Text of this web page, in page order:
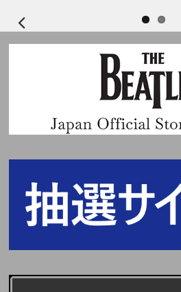
詳細はこちら：
https://www.andteam-
※2025年12月13日(土)はK、JO以外のその
②メンバー個別オンライントーク
③メンバー全員リレー式オンライントーク
※全てK、JOは不参加となり、その他7名
●開催日程
2026年3月1日(日)→2026年3月21日(土)
※2025/11/27更新：開催日程が変更となり
※各部の受付時間、開始時間、エントリー
賞品の詳細該当メンバーオンラインイベ
します。また、偽造・複製等の不正は犯罪
ベントへのご参加をお断りいたします。
いません。悪質な場合は警察に通報いたし
ル・チケット詐欺・その他事故等、一切責
・未成年の方は保護者の方の同意を得た上
年の方がご購入・ご参加された場合は、保
します。また、保護者の方に同意を得られ
その場合においてもCD商品の払い戻しや
ト中止・途中終了の場合も条件は変わりま
の日程・内容が都合により変更になる場合
ください。その場合も返金などの対応はご
・会場までの交通費・宿泊費等はお客様ご
払い戻しや返金等も一切行いません。万が
なった場合も条件は変わりません。
ご注文前に必ず下記のページより、イベン